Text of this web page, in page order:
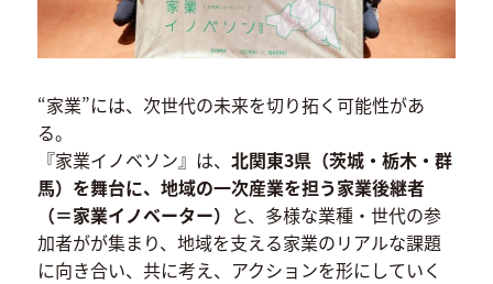
“家業”には、次世代の未来を切り拓く可能性があ
る。
『家業イノベソン』は、 北関東3県（茨城・栃木・群
馬）を舞台に、地域の一次産業を担う家業後継者
（＝家業イノベーター） と、多様な業種・世代の参
加者がが集まり、地域を支える家業のリアルな課題
に向き合い、共に考え、アクションを形にしていく